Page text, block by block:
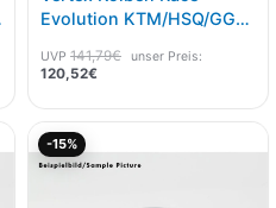
Evolution KTM/HSQ/GG
UVP 141,79€ unser Preis:
120,52€
-15%
war:
ist: